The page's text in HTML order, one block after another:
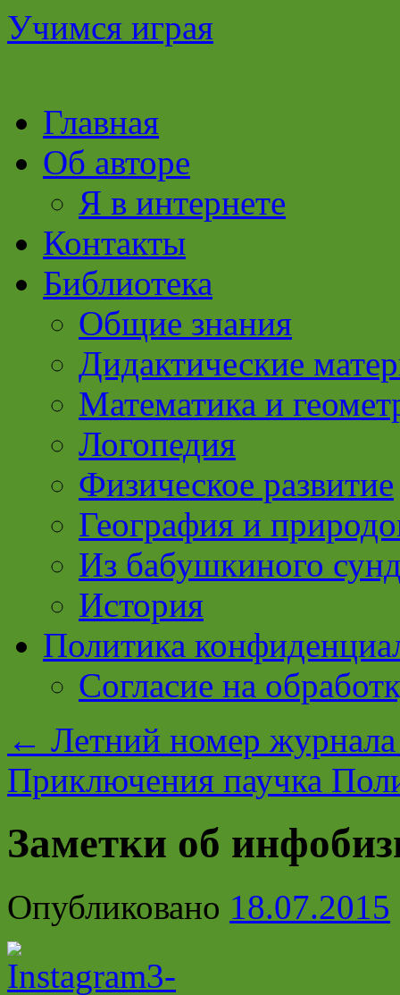
Учимся играя
Перейти
содержимому
Главная
Об авторе
Я в интернете
Контакты
Библиотека
Общие знания
Дидактические
Математика и
Логопедия
Физическое развитие
География и
Из бабушкиного
История
Политика
Согласие на
← Летний номер
Приключения паучка
Заметки об
Опубликовано 18.07.2015